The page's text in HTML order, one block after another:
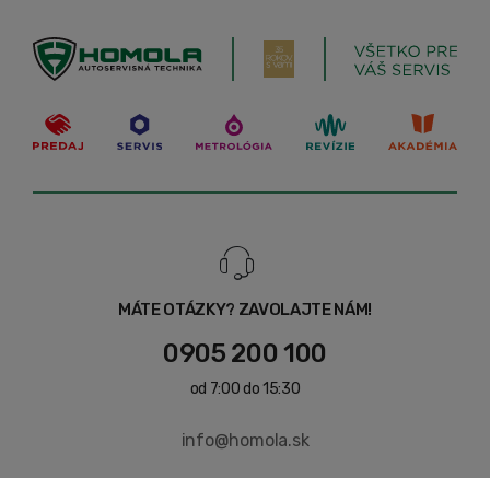
MÁTE OTÁZKY? ZAVOLAJTE NÁM!
0905 200 100
od 7:00 do 15:30
info@homola.sk